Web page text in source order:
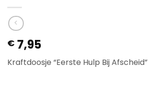
€ 7,95
Kraftdoosje “Eerste Hulp Bij Afscheid”